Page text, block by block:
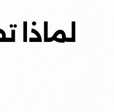
لماذا